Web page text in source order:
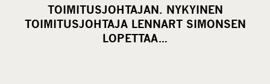
s
o
c
TOIMITUSJOHTAJAN. NYKYINEN
TOIMITUSJOHTAJA LENNART SIMONSEN
LOPETTAA…